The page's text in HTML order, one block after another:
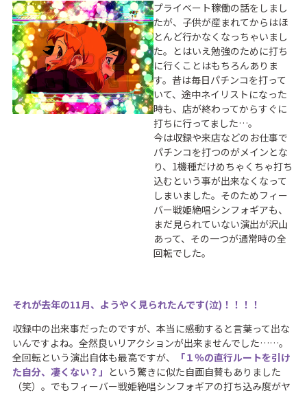
プライベート稼働の話をしまし
たが、子供が産まれてからはほ
とんど行かなくなっちゃいまし
た。とはいえ勉強のために打ち
に行くことはもちろんありま
す。昔は毎日パチンコを打って
いて、途中ネイリストになった
時も、店が終わってからすぐに
打ちに行ってました…。
今は収録や来店などのお仕事で
パチンコを打つのがメインとな
り、1機種だけめちゃくちゃ打ち
込むという事が出来なくなって
しまいました。そのためフィー
バー戦姫絶唱シンフォギアも、
まだ見られていない演出が沢山
あって、その一つが通常時の全
回転でした。
それが去年の11月、ようやく見られたんです(泣)！！！！
収録中の出来事だったのですが、本当に感動すると言葉って出な
いんですよね。全然良いリアクションが出来ませんでした……。
全回転という演出自体も最高ですが、
「１％の直行ルートを引け
た自分、凄くない？」 という驚きに似た自画自賛もありました
（笑）。でもフィーバー戦姫絶唱シンフォギアの打ち込み度がヤ